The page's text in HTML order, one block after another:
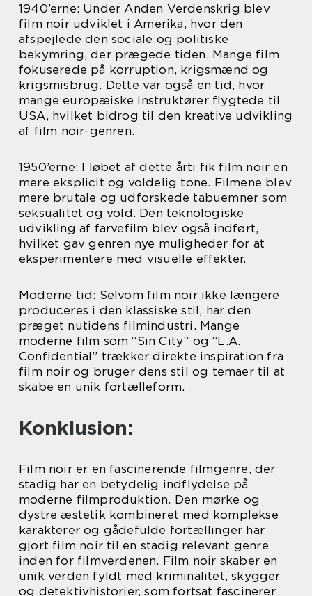
1940’erne: Under Anden Verdenskrig blev
film noir udviklet i Amerika, hvor den
afspejlede den sociale og politiske
bekymring, der prægede tiden. Mange film
fokuserede på korruption, krigsmænd og
krigsmisbrug. Dette var også en tid, hvor
mange europæiske instruktører flygtede til
USA, hvilket bidrog til den kreative udvikling
af film noir-genren.
1950’erne: I løbet af dette årti fik film noir en
mere eksplicit og voldelig tone. Filmene blev
mere brutale og udforskede tabuemner som
seksualitet og vold. Den teknologiske
udvikling af farvefilm blev også indført,
hvilket gav genren nye muligheder for at
eksperimentere med visuelle effekter.
Moderne tid: Selvom film noir ikke længere
produceres i den klassiske stil, har den
præget nutidens filmindustri. Mange
moderne film som “Sin City” og “L.A.
Confidential” trækker direkte inspiration fra
film noir og bruger dens stil og temaer til at
skabe en unik fortælleform.
Konklusion:
Film noir er en fascinerende filmgenre, der
stadig har en betydelig indflydelse på
moderne filmproduktion. Den mørke og
dystre æstetik kombineret med komplekse
karakterer og gådefulde fortællinger har
gjort film noir til en stadig relevant genre
inden for filmverdenen. Film noir skaber en
unik verden fyldt med kriminalitet, skygger
og detektivhistorier, som fortsat fascinerer